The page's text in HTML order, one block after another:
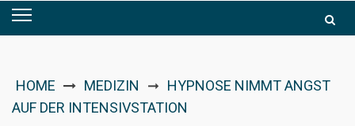
HOME MEDIZIN ➞ HYPNOSE NIMMT ANGST
AUF DER INTENSIVSTATION